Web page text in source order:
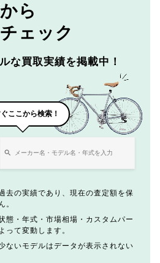
ら
ェック
な買取実績を掲載中！
ここから検索！
去の実績であり、現在の査定額を保
。
態・年式・市場相場・カスタムパー
って変動します。
ないモデルはデータが表示されない